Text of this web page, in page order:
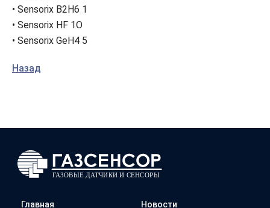
• Sensorix B2H6 1
• Sensorix HF 1O
• Sensorix GeH4 5
Назад
Главная Новости